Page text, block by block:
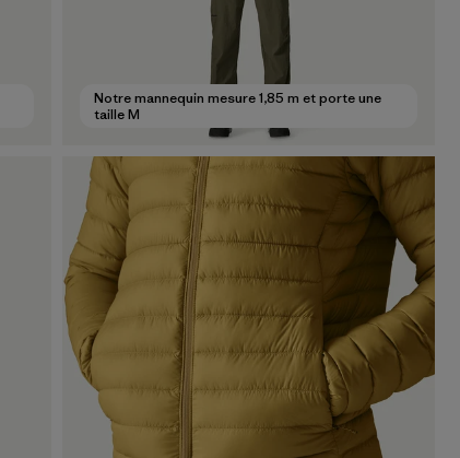
Notre mannequin mesure 1,85 m et porte une
taille M